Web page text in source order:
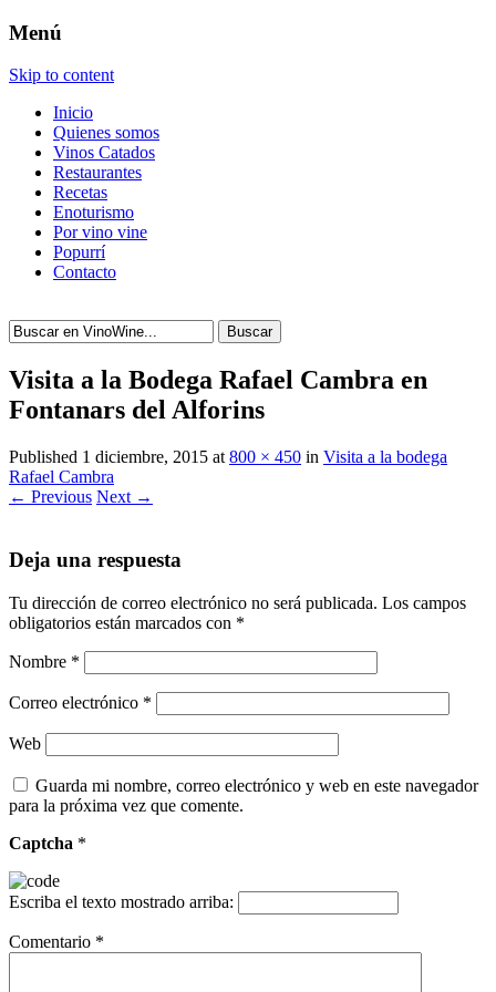
Menú
Skip to content
Inicio
Quienes somos
Vinos Catados
Restaurantes
Recetas
Enoturismo
Por vino vine
Popurrí
Contacto
Buscar
Visita a la Bodega Rafael Cambra en
Fontanars del Alforins
Published 1 diciembre, 2015 at 800 × 450 in Visita a la bodega
Rafael Cambra
← Previous Next →
Deja una respuesta
Tu dirección de correo electrónico no será publicada. Los campos
obligatorios están marcados con *
Nombre *
Correo electrónico *
Web
Guarda mi nombre, correo electrónico y web en este navegador
para la próxima vez que comente.
Captcha *
Escriba el texto mostrado arriba:
Comentario *